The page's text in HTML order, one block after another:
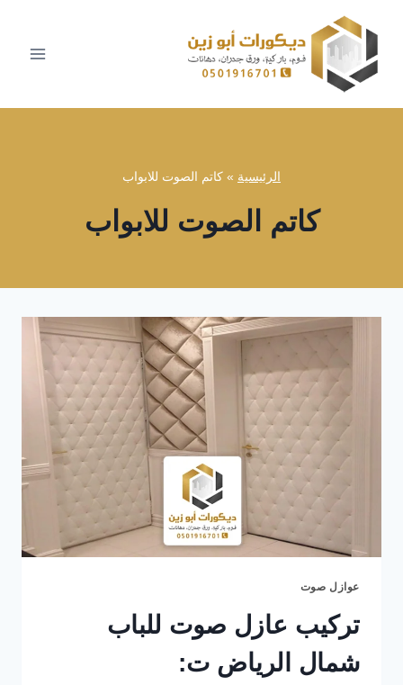
المحتوى
الرئيسية » كاتم الصوت للابواب
كاتم الصوت للابواب
عوازل صوت
تركيب عازل صوت للباب
شمال الرياض ت: